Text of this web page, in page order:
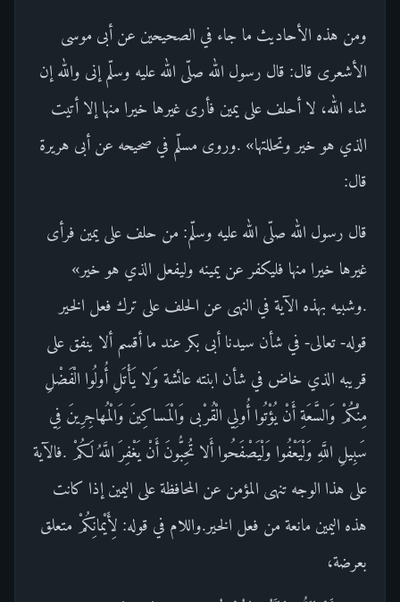
ومن هذه الأحاديث ما جاء في الصحيحين عن أبى موسى
الأشعرى قال: قال رسول الله صلّى الله عليه وسلّم إنى والله إن
شاء الله، لا أحلف على يمين فأرى غيرها خيرا منها إلا أتيت
الذي هو خير وتحللتها» .وروى مسلّم في صحيحه عن أبى هريرة
قال:
قال رسول الله صلّى الله عليه وسلّم: من حلف على يمين فرأى
غيرها خيرا منها فليكفر عن يمينه وليفعل الذي هو خير»
.وشبيه بهذه الآية في النهى عن الحلف على ترك فعل الخير
قوله- تعالى- في شأن سيدنا أبى بكر عند ما أقسم ألا ينفق على
قريبه الذي خاض في شأن ابنته عائشة وَلا يَأْتَلِ أُولُوا الْفَضْلِ
مِنْكُمْ وَالسَّعَةِ أَنْ يُؤْتُوا أُولِي الْقُرْبى وَالْمَساكِينَ وَالْمُهاجِرِينَ فِي
سَبِيلِ اللَّهِ وَلْيَعْفُوا وَلْيَصْفَحُوا أَلا تُحِبُّونَ أَنْ يَغْفِرَ اللَّهُ لَكُمْ .فالآية
على هذا الوجه تنهى المؤمن عن المحافظة على اليمين إذا كانت
هذه اليمين مانعة من فعل الخير.واللام في قوله: لِأَيْمانِكُمْ متعلق
بعرضة،